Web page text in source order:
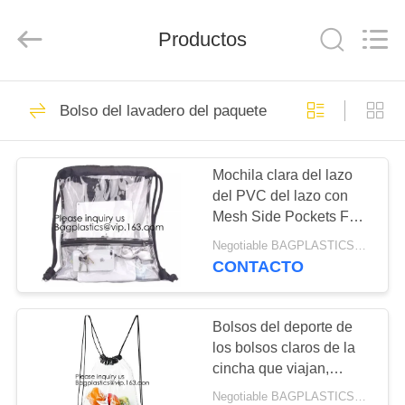
HOGAR
PRODUCTOS
SOBRE
NOSOTROS
VIAJE
FÁBRICA
PRODUCTS
CO.,LTD..
Levántese la bolsa
de la cremallera
744
Bolsos del
almacenamiento del
946
Productos
Bolso del lavadero del paquete de la ropa
Mochila clara del lazo
del PVC del lazo con
Mesh Side Pockets For
School, festivales de
música, acontecimientos
Negotiable BAGPLASTICS@YAHOO.COM MOQ:1000pieces Skype: mydearneil
CONTACTO
Bolsos del deporte de
los bolsos claros de la
cincha que viajan,
mochila con Front
Negotiable BAGPLASTICS@YAHOO.COM MOQ:1000pieces Skype: mydearneil